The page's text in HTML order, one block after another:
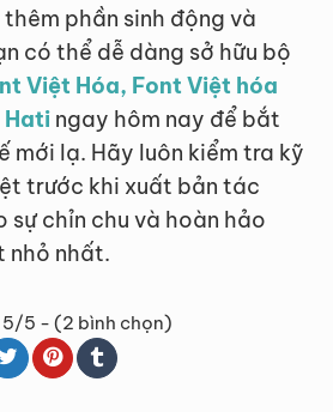
phần sinh động và
có thể dễ dàng sở hữu bộ
Việt Hóa, Font Việt hóa
Hati ngay hôm nay để bắt
mới lạ. Hãy luôn kiểm tra kỹ
trước khi xuất bản tác
sự chỉn chu và hoàn hảo
nhỏ nhất.
5/5 - (2 bình chọn)